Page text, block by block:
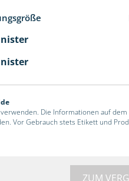
Die Informationen auf
Vor Gebrauch stets Etikett und
ZUM